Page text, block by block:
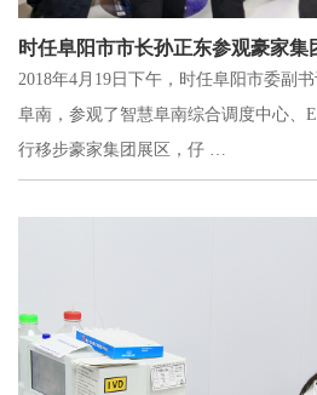
时任阜阳市市长孙正东参观豪家集
2018年4月19日下午，时任阜阳市委副
阜南，参观了智慧阜南综合调度中心、
行移步豪家集团展区，仔 …